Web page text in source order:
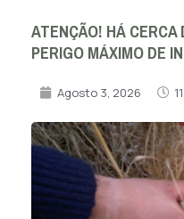
ATENÇÃO! HÁ CERCA
PERIGO MÁXIMO DE
Agosto 3, 2026